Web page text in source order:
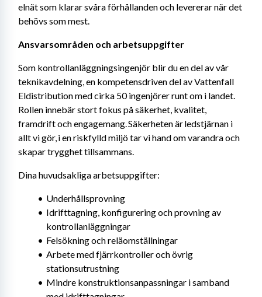
elnät som klarar svåra förhållanden och levererar när det
behövs som mest.
Ansvarsområden och arbetsuppgifter
Som kontrollanläggningsingenjör blir du en del av vår
teknikavdelning, en kompetensdriven del av Vattenfall
Eldistribution med cirka 50 ingenjörer runt om i landet.
Rollen innebär stort fokus på säkerhet, kvalitet,
framdrift och engagemang. Säkerheten är ledstjärnan i
allt vi gör, i en riskfylld miljö tar vi hand om varandra och
skapar trygghet tillsammans.
Dina huvudsakliga arbetsuppgifter:
Underhållsprovning
Idrifttagning, konfigurering och provning av
kontrollanläggningar
Felsökning och reläomställningar
Arbete med fjärrkontroller och övrig
stationsutrustning
Mindre konstruktionsanpassningar i samband